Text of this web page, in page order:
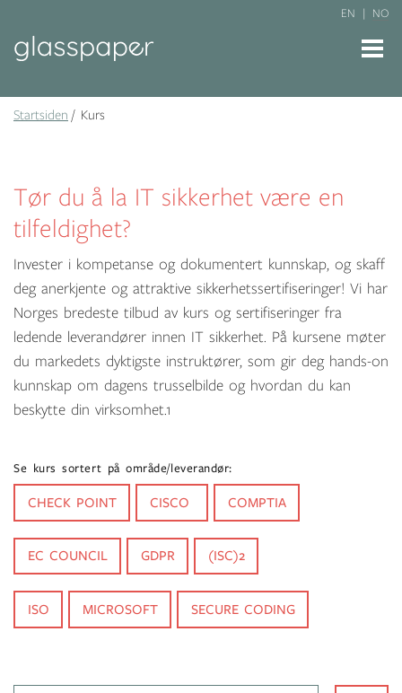
EN NO
Startsiden Kurs
Tør du å la IT sikkerhet være en
tilfeldighet?
Invester i kompetanse og dokumentert kunnskap, og skaff
deg anerkjente og attraktive sikkerhetssertifiseringer! Vi har
Norges bredeste tilbud av kurs og sertifiseringer fra
ledende leverandører innen IT sikkerhet. På kursene møter
du markedets dyktigste instruktører, som gir deg hands-on
kunnskap om dagens trusselbilde og hvordan du kan
beskytte din virksomhet.1
Se kurs sortert på område/leverandør:
CHECK POINT CISCO COMPTIA
EC COUNCIL GDPR (ISC)2
ISO MICROSOFT SECURE CODING
Her kan du søke på kurs,